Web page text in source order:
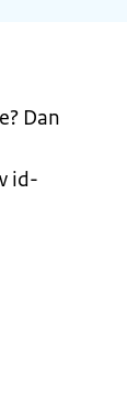
Dan
id-